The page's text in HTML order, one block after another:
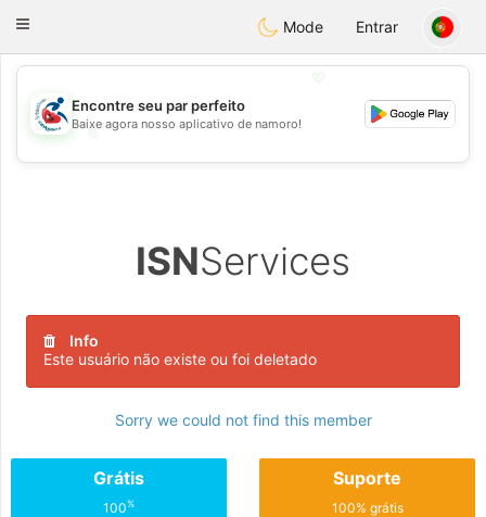
Handi Space
Toggle
Mode Entrar
💖
💕
Encontre seu par perfeito
Baixe agora nosso aplicativo de namoro!
ISNServices
Info
Este usuário não existe ou foi deletado
Sorry we could not find this member
Grátis
100%
Suporte
100% grátis